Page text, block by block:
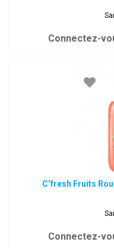
Connectez-
C’fresh Fruits
Connectez-